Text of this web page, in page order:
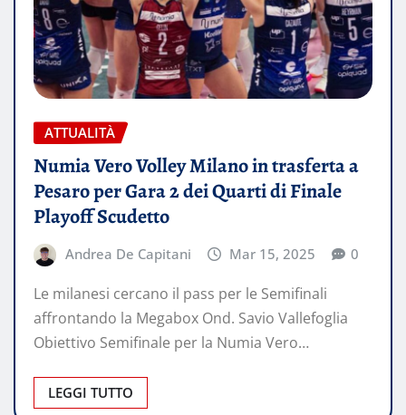
ATTUALITÀ
Numia Vero Volley Milano in trasferta a
Pesaro per Gara 2 dei Quarti di Finale
Playoff Scudetto
Andrea De Capitani Mar 15, 2025 0
Le milanesi cercano il pass per le Semifinali
affrontando la Megabox Ond. Savio Vallefoglia
Obiettivo Semifinale per la Numia Vero…
LEGGI TUTTO